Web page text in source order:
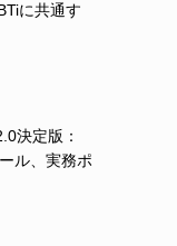
に共通す
決定版：
ル、実務ポ